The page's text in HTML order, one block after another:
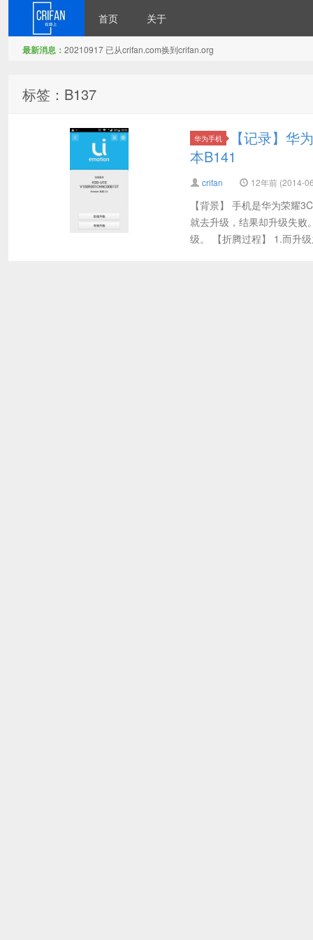
首页 关于
最新消息： 20210917 已从crifan.com换到crifan.org
标签：B137
华为手机
【记录】华
本B141
crifan 12年前 (2014-
【背景】 手机是华为荣耀
就去升级，结果却升级失败
级。 【折腾过程】 1.而升